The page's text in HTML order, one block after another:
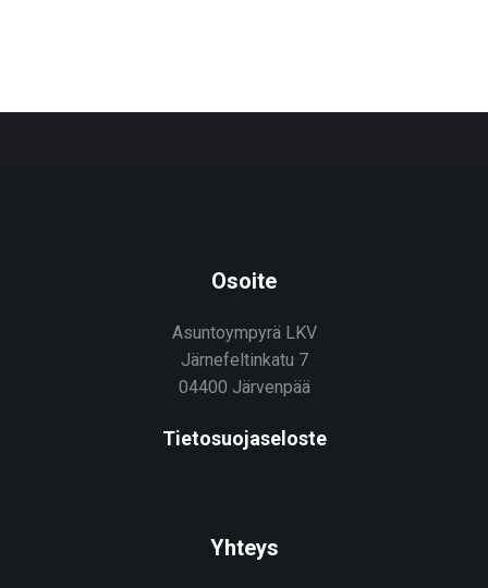
Osoite
Asuntoympyrä LKV
Järnefeltinkatu 7
04400 Järvenpää
Tietosuojaseloste
Yhteys